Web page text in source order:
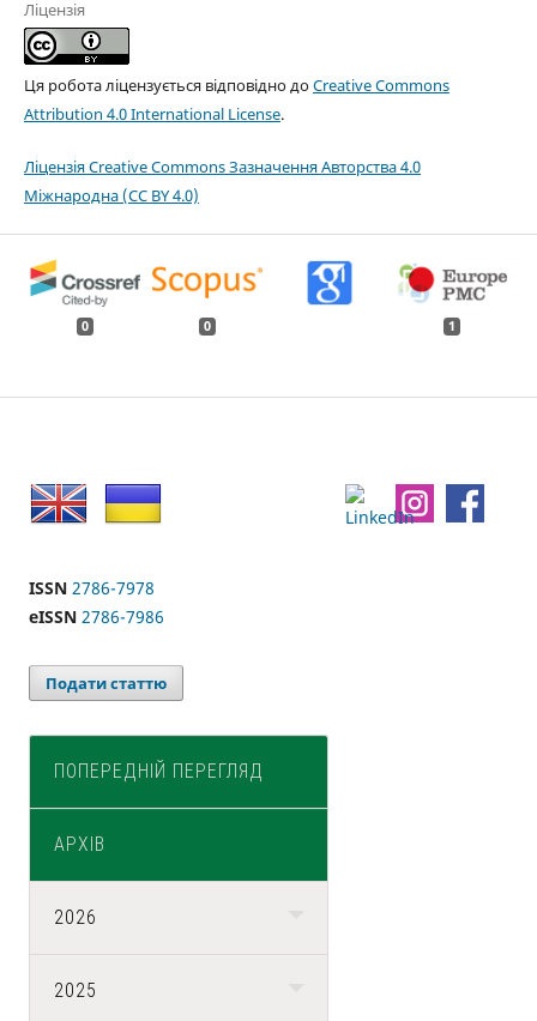
Ліцензія
Ця робота ліцензується відповідно доCreative Commons
Attribution 4.0 International License.
Ліцензія Creative Commons Зазначення Авторства 4.0
Міжнародна (CC BY 4.0)
0 0 1
ISSN 2786-7978
eISSN 2786-7986
Подати статтю
ПОПЕРЕДНІЙ ПЕРЕГЛЯД
АРХІВ
2026
2025